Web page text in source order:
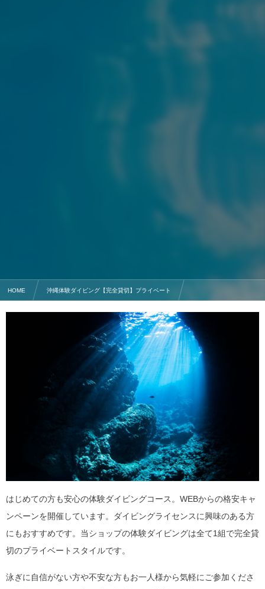
HOME 沖縄体験ダイビング【完全貸切】プライベート
【完全貸切】沖縄で人気NO1「青の洞窟」・体験ダイビング
はじめての方も安心の体験ダイビングコース。WEBからの格安キャ
ンペーンを開催しています。ダイビングライセンスに興味のある方
にもおすすめです。当ショップの体験ダイビングは全て1組で完全貸
切のプライベートスタイルです。
泳ぎに自信がない方や不安な方もお一人様から気軽にご参加くださ